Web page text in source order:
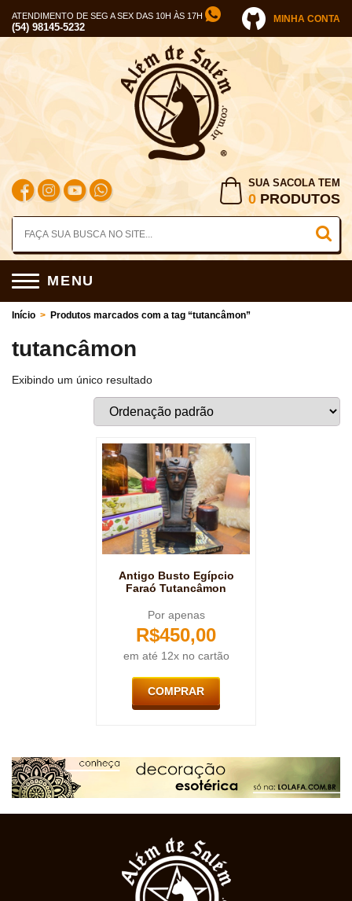
ATENDIMENTO DE SEG A SEX DAS 10H ÀS 17H
(54) 98145-5232
MINHA CONTA
SUA SACOLA TEM
0 PRODUTOS
MENU
Início > Produtos marcados com a tag “tutancâmon”
tutancâmon
Exibindo um único resultado
Antigo Busto Egípcio
Faraó Tutancâmon
Por apenas
R$450,00
em até 12x no cartão
COMPRAR